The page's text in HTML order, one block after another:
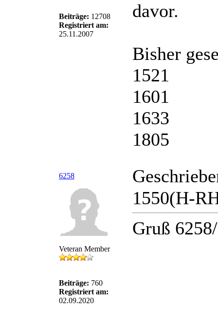
Beiträge: 12708
Registriert am:
25.11.2007
davor.
Bisher
1521
1601
1633
1805
6258
Veteran Member
Beiträge: 760
Registriert am:
02.09.2020
1550(H-
Gruß